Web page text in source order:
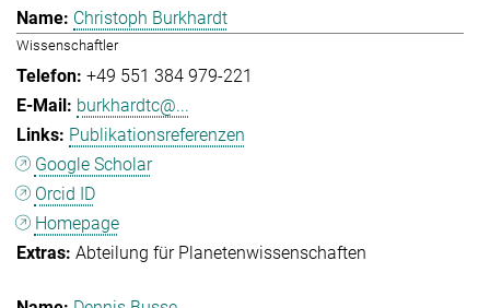
Christoph Burkhardt
Wissenschaftler
+49 551 384 979-221
burkhardtc@...
Publikationsreferenzen
Google Scholar
Orcid ID
Homepage
Abteilung für Planetenwissenschaften